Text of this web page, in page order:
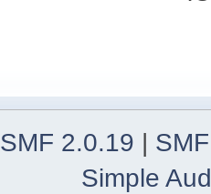
SMF 2.0.19
Simple